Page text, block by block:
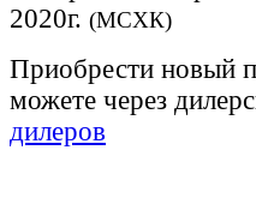
2020г. (МСХК)
Приобрести новый
можете через
дилеров